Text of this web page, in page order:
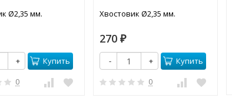
Ø2,35 мм.
+ Купить
0
Хвостовик Ø2,35 мм.
270 ₽
- + Купить
0